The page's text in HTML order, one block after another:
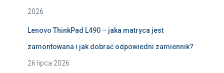
2026
Lenovo ThinkPad L490 – jaka matryca jest
zamontowana i jak dobrać odpowiedni zamiennik?
26 lipca 2026